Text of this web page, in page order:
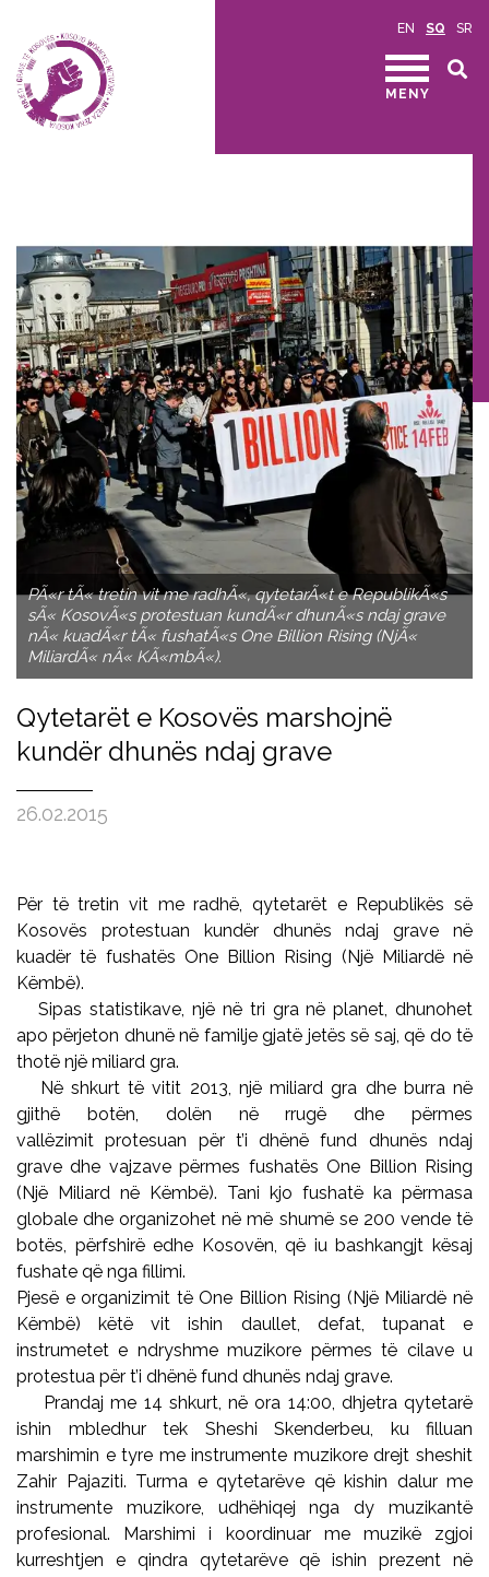
EN SQ SR
MENY
PÃ«r tÃ« tretin vit me radhÃ«, qytetarÃ«t e RepublikÃ«s
sÃ« KosovÃ«s protestuan kundÃ«r dhunÃ«s ndaj grave
nÃ« kuadÃ«r tÃ« fushatÃ«s One Billion Rising (NjÃ«
MiliardÃ« nÃ« KÃ«mbÃ«).
Qytetarët e Kosovës marshojnë
kundër dhunës ndaj grave
26.02.2015
Për të tretin vit me radhë, qytetarët e Republikës së
Kosovës protestuan kundër dhunës ndaj grave në
kuadër të fushatës One Billion Rising (Një Miliardë në
Këmbë).
Sipas statistikave, një në tri gra në planet, dhunohet
apo përjeton dhunë në familje gjatë jetës së saj, që do të
thotë një miliard gra.
Në shkurt të vitit 2013, një miliard gra dhe burra në
gjithë botën, dolën në rrugë dhe përmes
vallëzimit protesuan për t’i dhënë fund dhunës ndaj
grave dhe vajzave përmes fushatës One Billion Rising
(Një Miliard në Këmbë). Tani kjo fushatë ka përmasa
globale dhe organizohet në më shumë se 200 vende të
botës, përfshirë edhe Kosovën, që iu bashkangjt kësaj
fushate që nga fillimi.
Pjesë e organizimit të One Billion Rising (Një Miliardë në
Këmbë) këtë vit ishin daullet, defat, tupanat e
instrumetet e ndryshme muzikore përmes të cilave u
protestua për t’i dhënë fund dhunës ndaj grave.
Prandaj me 14 shkurt, në ora 14:00, dhjetra qytetarë
ishin mbledhur tek Sheshi Skenderbeu, ku filluan
marshimin e tyre me instrumente muzikore drejt sheshit
Zahir Pajaziti. Turma e qytetarëve që kishin dalur me
instrumente muzikore, udhëhiqej nga dy muzikantë
profesional. Marshimi i koordinuar me muzikë zgjoi
kurreshtjen e qindra qytetarëve që ishin prezent në